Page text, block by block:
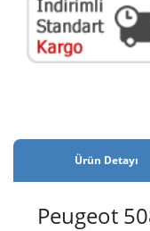
Ürün Detayı
Peugeot